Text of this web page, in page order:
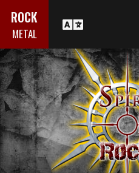
ROCK
METAL